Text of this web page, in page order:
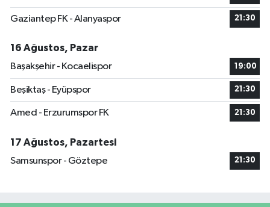
Gaziantep FK - Alanyaspor 21:30
16 Ağustos, Pazar
Başakşehir - Kocaelispor
19:00
Beşiktaş - Eyüpspor 21:30
Amed - Erzurumspor FK 21:30
17 Ağustos, Pazartesi
Samsunspor - Göztepe
21:30